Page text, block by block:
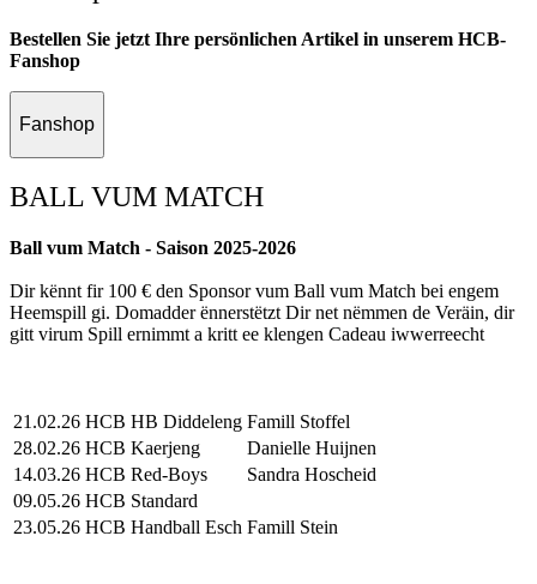
Bestellen Sie jetzt Ihre persönlichen Artikel in unserem HCB-
Fanshop
Fanshop
BALL VUM MATCH
Ball vum Match - Saison 2025-2026
Dir kënnt fir 100 € den Sponsor vum Ball vum Match bei engem
Heemspill gi. Domadder ënnerstëtzt Dir net nëmmen de Veräin, dir
gitt virum Spill ernimmt a kritt ee klengen Cadeau iwwerreecht
21.02.26 HCB HB Diddeleng Famill Stoffel
28.02.26 HCB Kaerjeng
Danielle Huijnen
14.03.26 HCB Red-Boys
Sandra Hoscheid
09.05.26 HCB Standard
23.05.26 HCB Handball Esch Famill Stein